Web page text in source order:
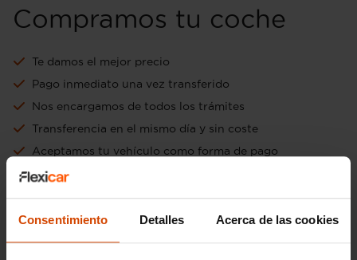
Consentimiento Detalles Acerca de las cookies
Compramos tu coche
Te damos el mejor precio
Pago inmediato una vez transferido
Nos encargamos de todos los trámites
Transferencia en el mismo día y sin coste
Aceptamos tu vehículo como forma de pago
Ir a tasación online gratuita